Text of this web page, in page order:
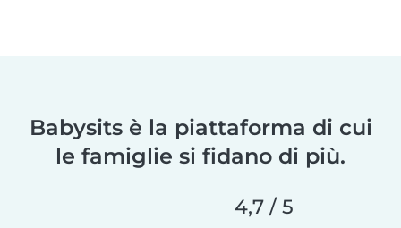
Babysits è la piattaforma di cui
le famiglie si fidano di più.
4,7 / 5